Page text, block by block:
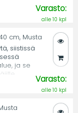
Varasto:
alle 10 kpl
cm, Musta
siistissä
ja se
Varasto:
alle 10 kpl